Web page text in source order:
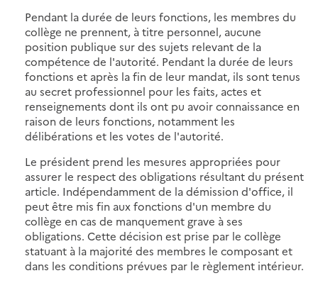
Pendant la durée de leurs fonctions, les membres du
collège ne prennent, à titre personnel, aucune
position publique sur des sujets relevant de la
compétence de l'autorité. Pendant la durée de leurs
fonctions et après la fin de leur mandat, ils sont tenus
au secret professionnel pour les faits, actes et
renseignements dont ils ont pu avoir connaissance en
raison de leurs fonctions, notamment les
délibérations et les votes de l'autorité.
Le président prend les mesures appropriées pour
assurer le respect des obligations résultant du présent
article. Indépendamment de la démission d'office, il
peut être mis fin aux fonctions d'un membre du
collège en cas de manquement grave à ses
obligations. Cette décision est prise par le collège
statuant à la majorité des membres le composant et
dans les conditions prévues par le règlement intérieur.